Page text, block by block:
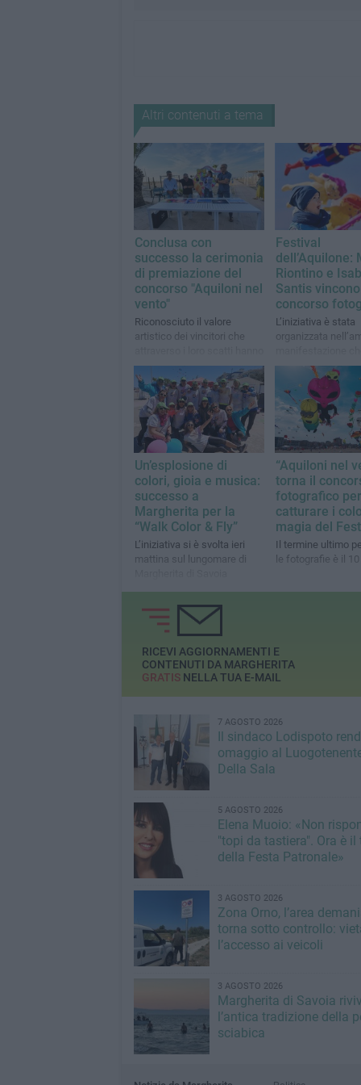
Altri contenuti a tema
Conclusa con
successo la cerimonia
di premiazione del
concorso "Aquiloni nel
vento"
Riconosciuto il valore
artistico dei vincitori che
saputo trasmettere
l’essenza autentica del
festival
Festival
dell’Aquilone:
Riontino e
Santis vincono
concorso
L’iniziativa è stata
organizzata
svolta a
hanno partecipato
scatti
Un’esplosione di
colori, gioia e musica:
successo a
Margherita per la
“Walk Color & Fly”
L’iniziativa si è svolta ieri
mattina sul lungomare di
“Aquiloni nel
torna il
fotografico per
catturare i
magia del
Il termine ultimo
le fotografie è il
RICEVI AGGIORNAMENTI E
CONTENUTI DA MARGHERITA
GRATISNELLA TUA E-MAIL
7 AGOSTO 2026
Il sindaco Lodispoto
omaggio al
Della Sala
5 AGOSTO 2026
Elena Muoio: «Non
"topi da tastiera". Ora è il
della Festa Patronale»
3 AGOSTO 2026
Zona Orno, l’area
torna sotto controllo:
l’accesso ai veicoli
3 AGOSTO 2026
Margherita di Savoia
l’antica tradizione della
sciabica